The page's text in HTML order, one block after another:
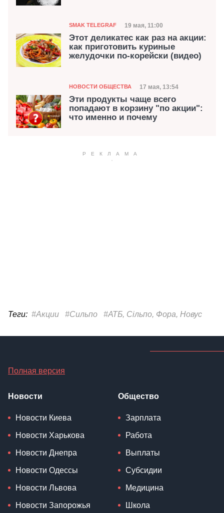
Категория
SMAK TELEGRAF Дата публикации
19 мая, 11:00
Этот деликатес как раз на акции:
как приготовить куриные
желудочки по-корейски (видео)
Категория
НОВОСТИ ОБЩЕСТВА Дата публикации
17 мая, 13:54
Эти продукты чаще всего
попадают в корзину "по акции":
что именно и почему
Теги: #Акции #Сильпо #АТБ, Сільпо, Фора, Новус
Полная версия
Новости
Новости Киева
Новости Харькова
Новости Днепра
Новости Одессы
Новости Львова
Новости Запорожья
Общество
Зарплата
Работа
Выплаты
Субсидии
Медицина
Школа